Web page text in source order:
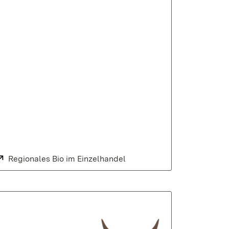
Extern:
Regionales Bio im Einzelhandel